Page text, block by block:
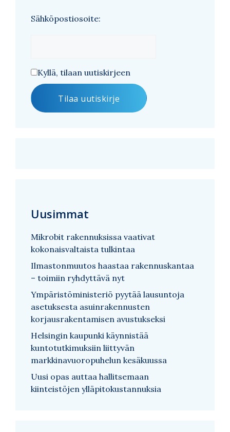
Sähköpostiosoite:
Kyllä, tilaan uutiskirjeen
Uusimmat
Mikrobit rakennuksissa vaativat
kokonaisvaltaista tulkintaa
Ilmastonmuutos haastaa rakennuskantaa
– toimiin ryhdyttävä nyt
Ympäristöministeriö pyytää lausuntoja
asetuksesta asuinrakennusten
korjausrakentamisen avustukseksi
Helsingin kaupunki käynnistää
kuntotutkimuksiin liittyvän
markkinavuoropuhelun kesäkuussa
Uusi opas auttaa hallitsemaan
kiinteistöjen ylläpitokustannuksia